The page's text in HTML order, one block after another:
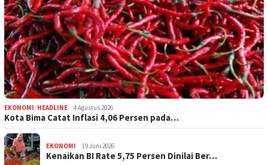
EKONOMI, HEADLINE 4 Agustus 2026
Kota Bima Catat Inflasi 4,06 Persen pada…
EKONOMI 19 Juni 2026
Kenaikan BI Rate 5,75 Persen Dinilai Ber…